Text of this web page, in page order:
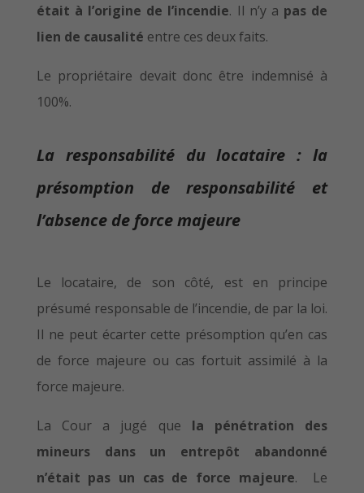
était à l’origine de l’incendie. Il n’y a pas de
lien de causalité entre ces deux faits.
Le propriétaire devait donc être indemnisé à
100%.
La responsabilité du locataire : la
présomption de responsabilité et
l’absence de force majeure
Le locataire, de son côté, est en principe
présumé responsable de l’incendie, de par la loi.
Il ne peut écarter cette présomption qu’en cas
de force majeure ou cas fortuit assimilé à la
force majeure.
La Cour a jugé que la pénétration des
mineurs dans un entrepôt abandonné
n’était pas un cas de force majeure. Le